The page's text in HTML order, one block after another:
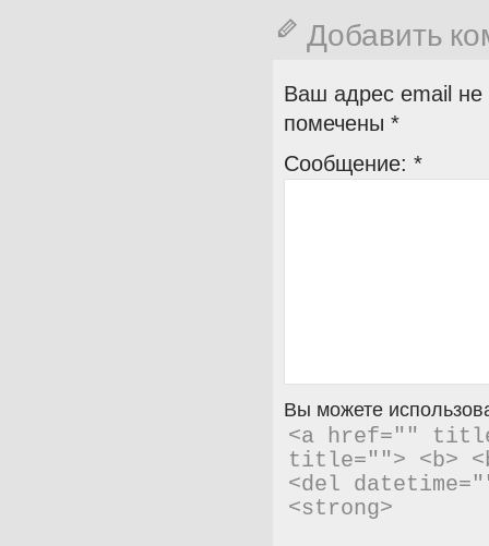
Добавить
Ваш адрес email не
помечены *
Сообщение: *
Вы можете
<a href=""
title=""> <b>
<del
<strong>